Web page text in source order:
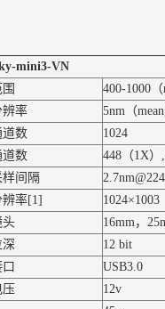
mini3-VN
400-1000（
辨率
5nm（mean
道数
1024
道数
448（1X）
间隔
2.7nm@224
辨率[1]
1024×1003
头
16mm，
深
12 bit
USB3.0
压
12v